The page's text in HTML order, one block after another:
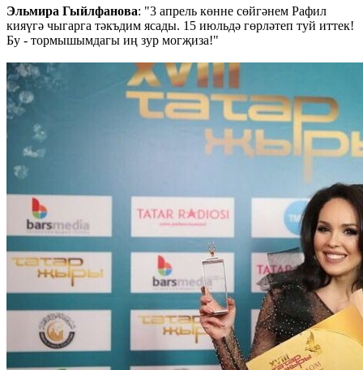
Эльмира Гыйлфанова: "3 апрель көнне сөйгәнем Рафил
кияүгә чыгарга тәкъдим ясады. 15 июльдә гөрләтеп туй иттек!
Бу - тормышымдагы иң зур могҗиза!"